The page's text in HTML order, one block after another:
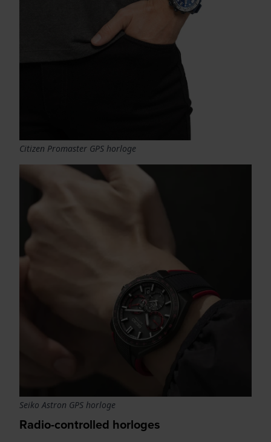
Citizen Promaster GPS horloge
Seiko Astron GPS horloge
Radio-controlled horloges